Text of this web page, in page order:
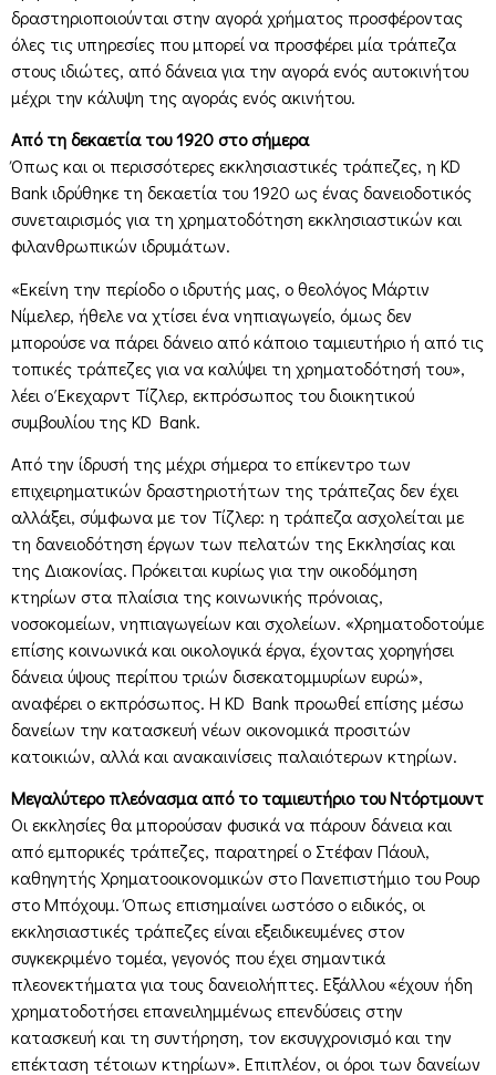
δραστηριοποιούνται στην αγορά χρήματος προσφέροντας
όλες τις υπηρεσίες που μπορεί να προσφέρει μία τράπεζα
στους ιδιώτες, από δάνεια για την αγορά ενός αυτοκινήτου
μέχρι την κάλυψη της αγοράς ενός ακινήτου.
Από τη δεκαετία του 1920 στο σήμερα
Όπως και οι περισσότερες εκκλησιαστικές τράπεζες, η KD
Bank ιδρύθηκε τη δεκαετία του 1920 ως ένας δανειοδοτικός
συνεταιρισμός για τη χρηματοδότηση εκκλησιαστικών και
φιλανθρωπικών ιδρυμάτων.
«Εκείνη την περίοδο ο ιδρυτής μας, ο θεολόγος Μάρτιν
Νίμελερ, ήθελε να χτίσει ένα νηπιαγωγείο, όμως δεν
μπορούσε να πάρει δάνειο από κάποιο ταμιευτήριο ή από τις
τοπικές τράπεζες για να καλύψει τη χρηματοδότησή του»,
λέει ο Έκεχαρντ Τίζλερ, εκπρόσωπος του διοικητικού
συμβουλίου της KD Bank.
Από την ίδρυσή της μέχρι σήμερα το επίκεντρο των
επιχειρηματικών δραστηριοτήτων της τράπεζας δεν έχει
αλλάξει, σύμφωνα με τον Τίζλερ: η τράπεζα ασχολείται με
τη δανειοδότηση έργων των πελατών της Εκκλησίας και
της Διακονίας. Πρόκειται κυρίως για την οικοδόμηση
κτηρίων στα πλαίσια της κοινωνικής πρόνοιας,
νοσοκομείων, νηπιαγωγείων και σχολείων. «Χρηματοδοτούμε
επίσης κοινωνικά και οικολογικά έργα, έχοντας χορηγήσει
δάνεια ύψους περίπου τριών δισεκατομμυρίων ευρώ»,
αναφέρει ο εκπρόσωπος. Η KD Bank προωθεί επίσης μέσω
δανείων την κατασκευή νέων οικονομικά προσιτών
κατοικιών, αλλά και ανακαινίσεις παλαιότερων κτηρίων.
Μεγαλύτερο πλεόνασμα από το ταμιευτήριο του Ντόρτμουντ
Οι εκκλησίες θα μπορούσαν φυσικά να πάρουν δάνεια και
από εμπορικές τράπεζες, παρατηρεί ο Στέφαν Πάουλ,
καθηγητής Χρηματοοικονομικών στο Πανεπιστήμιο του Ρουρ
στο Μπόχουμ. Όπως επισημαίνει ωστόσο ο ειδικός, οι
εκκλησιαστικές τράπεζες είναι εξειδικευμένες στον
συγκεκριμένο τομέα, γεγονός που έχει σημαντικά
πλεονεκτήματα για τους δανειολήπτες. Εξάλλου «έχουν ήδη
χρηματοδοτήσει επανειλημμένως επενδύσεις στην
κατασκευή και τη συντήρηση, τον εκσυγχρονισμό και την
επέκταση τέτοιων κτηρίων». Επιπλέον, οι όροι των δανείων